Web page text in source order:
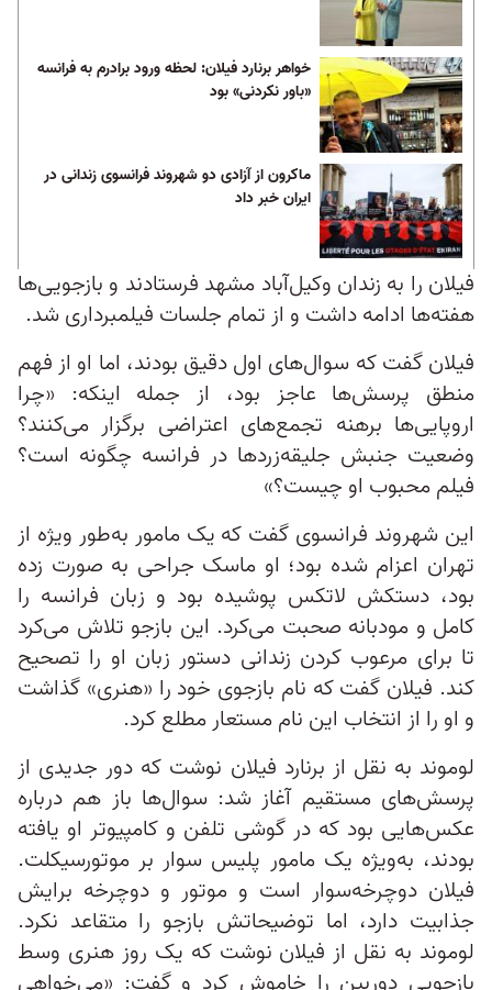
خواهر برنارد فیلان: لحظه ورود برادرم به فرانسه
«باور نکردنی» بود
ماکرون از آزادی دو شهروند فرانسوی زندانی در
ایران خبر داد
فیلان را به زندان وکیل‌آباد مشهد فرستادند و بازجویی‌ها
هفته‌ها ادامه داشت و از تمام جلسات فیلمبرداری شد.
فیلان گفت که سوال‌های اول دقیق بودند، اما او از فهم
منطق پرسش‌ها عاجز بود، از جمله اینکه: «چرا
اروپایی‌ها برهنه تجمع‌های اعتراضی برگزار می‌کنند؟
وضعیت جنبش جلیقه‌زردها در فرانسه چگونه است؟
فیلم محبوب او چیست؟»
این شهروند فرانسوی گفت که یک مامور به‌طور ویژه از
تهران اعزام شده بود؛ او ماسک جراحی به صورت زده
بود، دستکش لاتکس پوشیده بود و زبان فرانسه را
کامل و مودبانه صحبت می‌کرد. این بازجو تلاش می‌کرد
تا برای مرعوب کردن زندانی دستور زبان او را تصحيح
کند. فیلان گفت که نام بازجوی خود را «هنری» گذاشت
و او را از انتخاب این نام مستعار مطلع کرد.
لوموند به نقل از برنارد فیلان نوشت که دور جدیدی از
پرسش‌های مستقیم آغاز شد: سوال‌ها باز هم درباره
عکس‌هایی بود که در گوشی تلفن و کامپیوتر او یافته
بودند، به‌ویژه یک مامور پلیس سوار بر موتورسیکلت.
فیلان دوچرخه‌سوار است و موتور و دوچرخه برایش
جذابیت دارد، اما توضیحاتش بازجو را متقاعد نکرد.
لوموند به نقل از فیلان نوشت که یک روز هنری وسط